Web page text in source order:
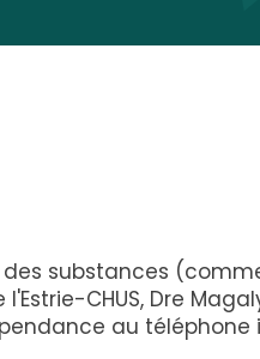
substances
CHUS, Dre
au téléphone